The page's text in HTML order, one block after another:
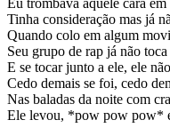
Tinha consideração mas já
Quando colo em algum
Seu grupo de rap já não
E se tocar junto a ele, ele
Cedo demais se foi, cedo
Nas baladas da noite com
Ele levou, *pow pow pow*